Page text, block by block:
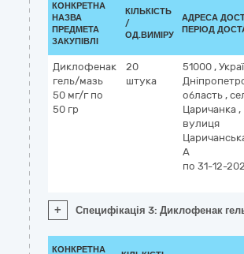
КОНКРЕТНА
НАЗВА
ПРЕДМЕТА
ЗАКУПІВЛІ
КІЛЬКІСТЬ
/
ОД.ВИМІРУ
АДРЕСА
ПЕРІОД
Диклофенак
гель/мазь
50 мг/г по
50 гр
20
штука
51000 ,
область ,
Царичанка ,
вулиця
А
по 31-12-
+ Специфікація 3: Диклофенак
КОНКРЕТНА